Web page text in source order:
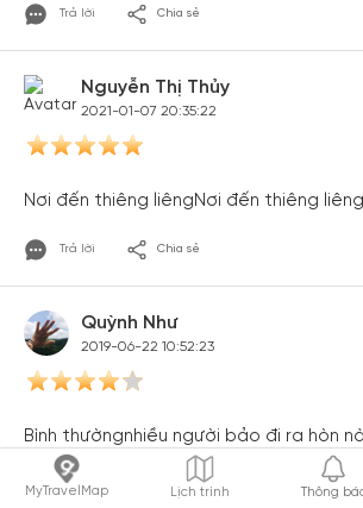
Trả lời Chia sẻ
Nguyễn Thị Thủy
2021-01-07 20:35:22
Nơi đến thiêng liêngNơi đến thiêng liêng
Trả lời Chia sẻ
Quỳnh Như
2019-06-22 10:52:23
Bình thườngnhiều người bảo đi ra hòn
rút mình chưa may mắn thấy đc cái
giờ bạn nào đi chưa review mình với
MyTravelMap Lịch trình Thông